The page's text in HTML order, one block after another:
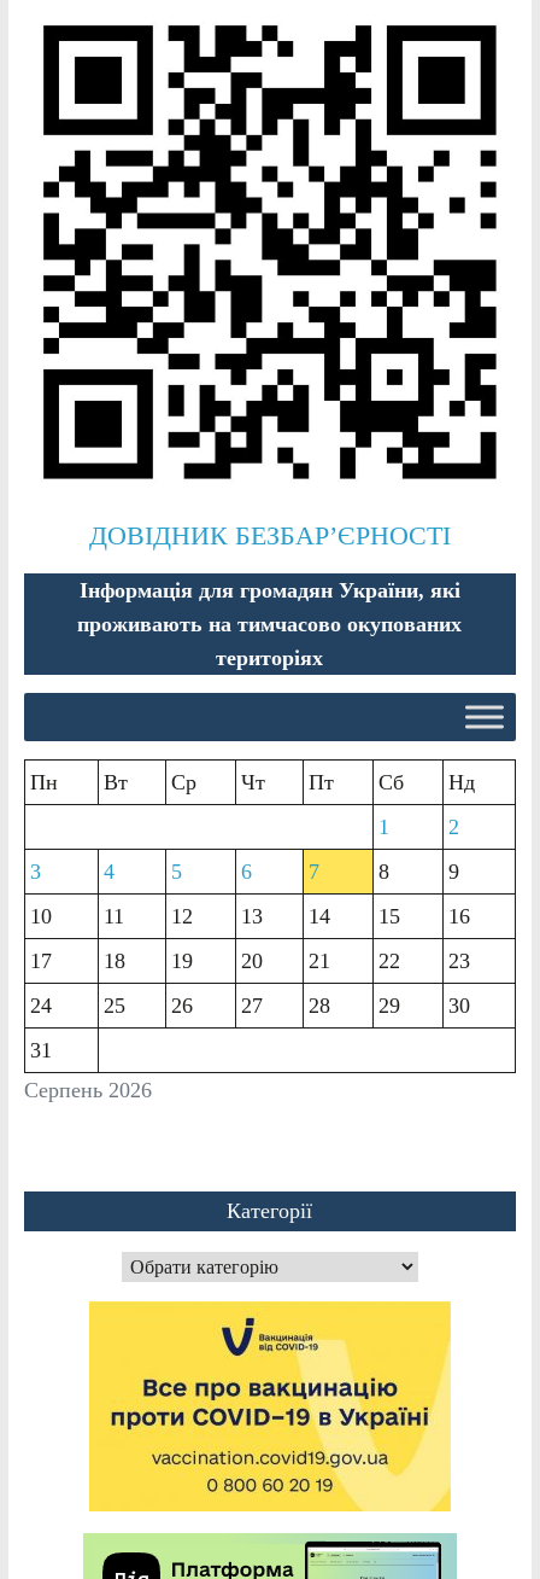
ДОВІДНИК БЕЗБАР’ЄРНОСТІ
Інформація для громадян України, які
проживають на тимчасово окупованих
територіях
Серпень 2026
Пн Вт Ср Чт Пт Сб
Нд
1
2
3
4 5 6 7 8
9
10
11 12 13 14 15
16
17
18 19 20 21 22
23
24
25 26 27 28 29
30
31
Категорії
Категорії